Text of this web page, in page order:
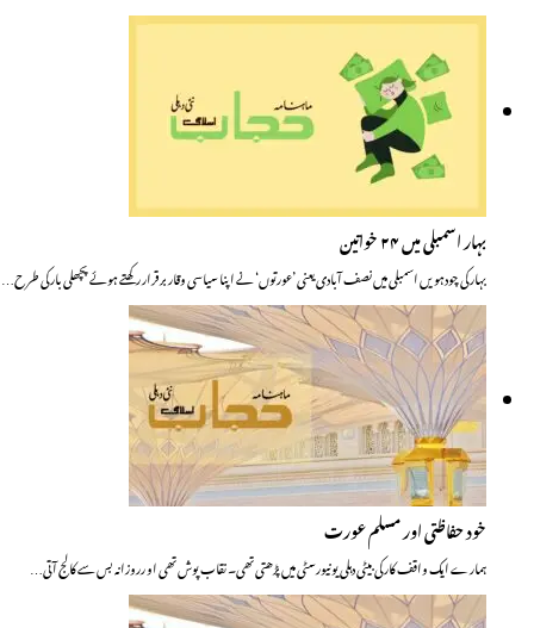
بہار اسمبلی میں ۲۴ خواتین
بہار کی چودہویں اسمبلی میں نصف آبادی یعنی ’عورتوں‘ نے اپنا سیاسی وقار برقرار رکھتے ہوئے پچھلی بار کی طرح…
خود حفاظتی اور مسلم عورت
ہمارے ایک واقف کار کی بیٹی دہلی یونیورسٹی میں پڑھتی تھی۔ نقاب پوش تھی او رروزانہ بس سے کالج آتی…